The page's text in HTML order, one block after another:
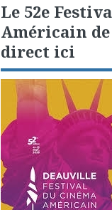
Le 52e
Américain
direct ici